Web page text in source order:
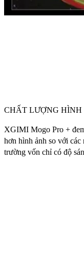
CHẤT LƯỢNG
XGIMI Mogo Pro +
hơn hình ảnh so với
trường vốn chỉ có độ